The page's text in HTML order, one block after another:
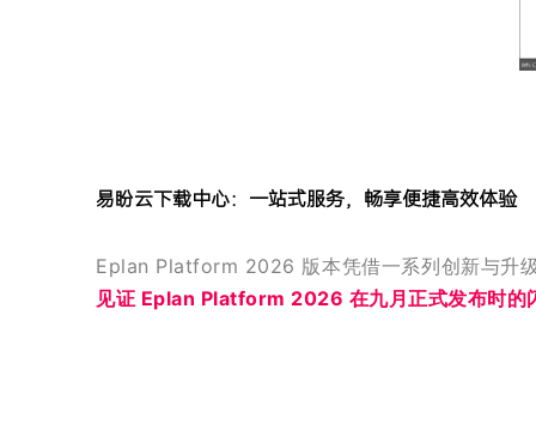
易盼云下载中心：一站式服务，畅享便捷高效体验
Eplan Platform 2026 版本凭借一系列创新与升
见证 Eplan Platform 2026 在九月正式发布时的